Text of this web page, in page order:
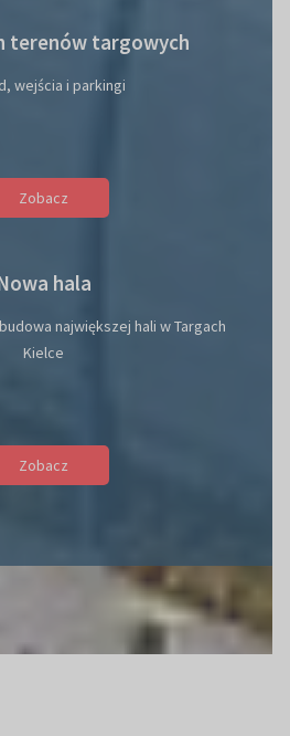
terenów targowych
wejścia i parkingi
Zobacz
hala
największej hali w Targach
Kielce
Zobacz